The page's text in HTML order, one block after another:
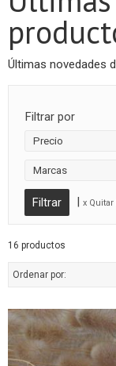
Últimas novedades
Filtrar por
Precio
Marcas
| x
16 productos
Ordenar por: